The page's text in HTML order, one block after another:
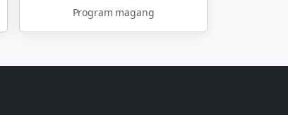
Program magang